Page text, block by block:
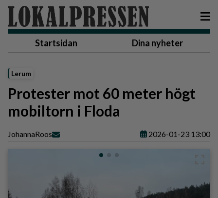
Startsidan Dina nyheter
Lerum
Protester mot 60 meter högt
mobiltorn i Floda
JohannaRoos 2026-01-23 13:00